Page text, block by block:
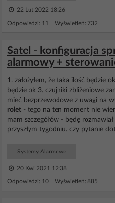
22 Lut 2022 18:26
Odpowiedzi: 11 Wyświetleń: 732
Satel - konfiguracja
alarmowy +
1. założyłem, że taka ilość będzie
będzie ok 3. czujniki zbliżeniowe
mieć bezprzewodowe z uwagi na
rolet - tego na ten moment nie
mam szczegółów - będę
przyszłym tygodniu. czy pytanie
Systemy Alarmowe
20 Kwi 2021 12:38
Odpowiedzi: 10 Wyświetleń: 885